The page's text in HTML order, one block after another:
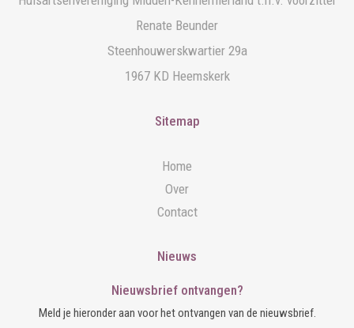
Renate Beunder
Steenhouwerskwartier 29a
1967 KD Heemskerk
Sitemap
Home
Over
Contact
Nieuws
Nieuwsbrief ontvangen?
Meld je hieronder aan voor het ontvangen van de nieuwsbrief.